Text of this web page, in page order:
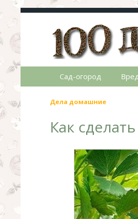
100 дел в
Полезные хитрости
Сад-огород
Дела домашние
Как